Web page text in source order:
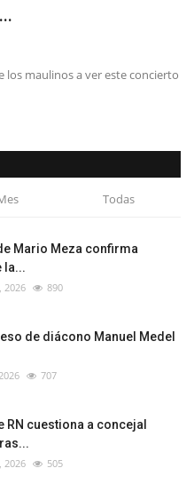
los maulinos a ver este concierto
Todas
Mario Meza confirma
la...
2026 890
de diácono Manuel Medel
707
RN cuestiona a concejal
2026 505